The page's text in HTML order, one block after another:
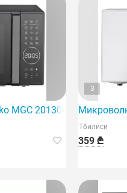
MGC 20130 BB — это
3
Тбилиси
359 ₾